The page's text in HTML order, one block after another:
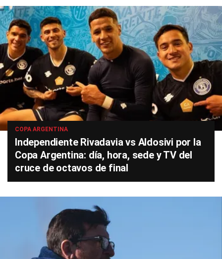
COPA ARGENTINA
Independiente Rivadavia vs Aldosivi por la
Copa Argentina: día, hora, sede y TV del
cruce de octavos de final